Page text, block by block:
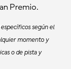
Premio.
según el
momento y
o de pista y